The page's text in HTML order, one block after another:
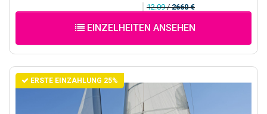
12.09/2660 €
EINZELHEITEN ANSEHEN
ERSTE EINZAHLUNG 25%